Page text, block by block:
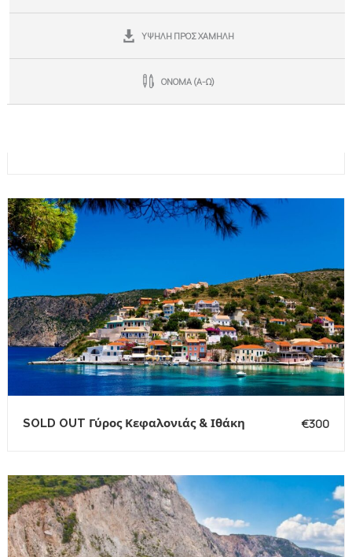
ΥΨΗΛΗ ΠΡΟΣ ΧΑΜΗΛΗ
ΟΝΟΜΑ (Α-Ω)
SOLD OUT Γύρος Κεφαλονιάς & Ιθάκη €300